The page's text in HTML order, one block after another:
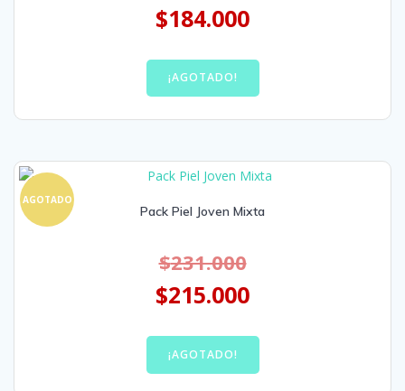
$184.000
¡AGOTADO!
AGOTADO
Pack Piel Joven Mixta
$231.000
$215.000
¡AGOTADO!